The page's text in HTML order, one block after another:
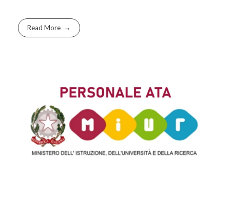
Read More